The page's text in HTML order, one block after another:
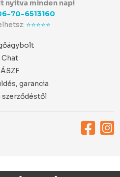
nyitva minden nap!
70-6513160
⭐⭐⭐⭐⭐
Chat
ÁSZF
garancia
szerződéstől